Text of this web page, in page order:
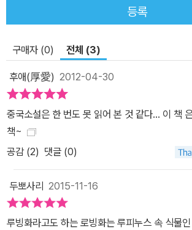
등록
구매자 (0) 전체 (3)
후애(厚愛) 2012-04-30
중국소설은 한 번도 못 읽어 본 것 같다... 이 책
책~
공감 (2) 댓글 (0)
두뽀사리 2015-11-16
루빙화라고도 하는 로빙화는 루피누스 속 식물